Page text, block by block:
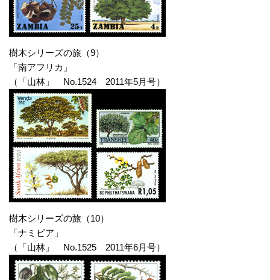
樹木シリーズの旅（9）
「南アフリカ」
（「山林」 No.1524 2011年5月号）
樹木シリーズの旅（10）
「ナミビア」
（「山林」 No.1525 2011年6月号）